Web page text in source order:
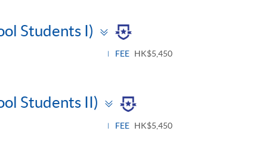
Students I)
Toggle
panel
FEE HK$5,450
Students II)
Toggle
panel
FEE HK$5,450